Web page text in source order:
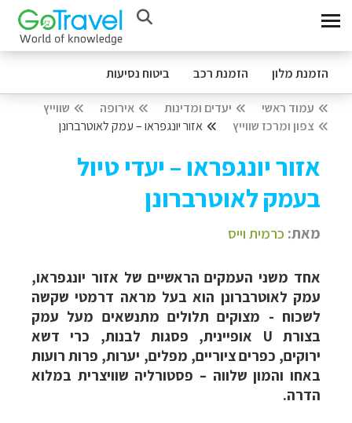
הזמנת מלון הזמנת רכב ביטוח נסיעות
עמוד ראשי יעדים ומדינות אירופה
שווייץ
צפון ומרכז שווייץ
אזור יונגפראו – עמק לאוטרברונן
אזור יונגפראו – יעדי טיול
בעמק לאוטרברונן
מאת: כרמית וייס
אחד משני העמקים הראשיים של אזור יונגפראו,
עמק לאוטרברונן הוא בעל מראה דרמטי שקשה
לשכוח - מצוקים תלולים מתנשאים מעל עמק
בצורת U אופיינית, פסגות לבנות, כרי דשא
ירוקים, כפרים ציוריים, מפלים, יערות, פרות רועות
באחו והמון שלווה – פסטורליה שוויצרית במלוא
הדרה.